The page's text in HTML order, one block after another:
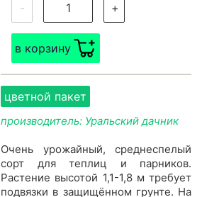
- +
в корзину
цветной пакет
производитель: Уральский дачник
Очень урожайный, среднеспелый
сорт для теплиц и парников.
Растение высотой 1,1-1,8 м требует
подвязки в защищённом грунте. На